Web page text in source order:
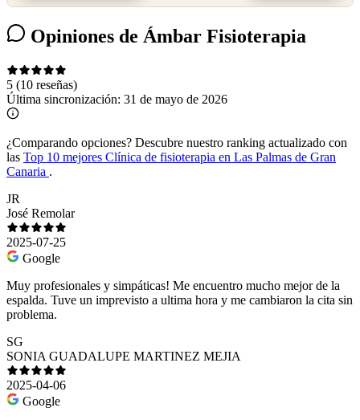
Opiniones de Ámbar Fisioterapia
5 (10 reseñas)
Última sincronización: 31 de mayo de 2026
¿Comparando opciones? Descubre nuestro ranking actualizado con
las Top 10 mejores Clínica de fisioterapia en Las Palmas de Gran
Canaria .
JR
José Remolar
2025-07-25
Google
Muy profesionales y simpáticas! Me encuentro mucho mejor de la
espalda. Tuve un imprevisto a ultima hora y me cambiaron la cita sin
problema.
SG
SONIA GUADALUPE MARTINEZ MEJIA
2025-04-06
Google